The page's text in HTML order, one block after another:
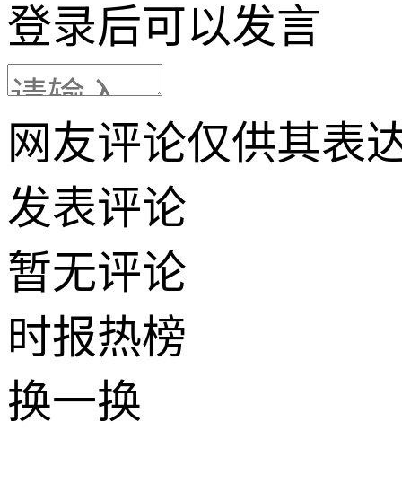
登录后可以发言
网友评论仅供其表
发表评论
暂无评论
时报热榜
换一换